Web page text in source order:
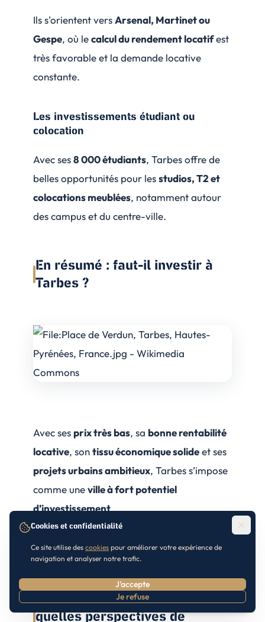
Prendre RDV
Ils s'orientent versArsenal, Martinet ou
Gespe, où lecalcul du rendement locatifest
très favorable et la demande locative
constante.
Les investissements étudiant ou
colocation
Avec ses8 000 étudiants, Tarbes offre de
belles opportunités pour lesstudios, T2 et
colocations meublées, notamment autour
des campus et du centre-ville.
En résumé : faut-il investir à
Tarbes ?
Avec ses prix très bas, sa bonne rentabilité
locative, sontissu économique solideet ses
projets urbains ambitieux, Tarbes s’impose
comme uneville à fort potentiel
d’investissement.
Investir à Tarbes en 2026 :
quelles perspectives de
Cookies et confidentialité
Ce site utilise des cookies pour améliorer votre expérience de
navigation et analyser notre trafic.
J'accepte
Je refuse